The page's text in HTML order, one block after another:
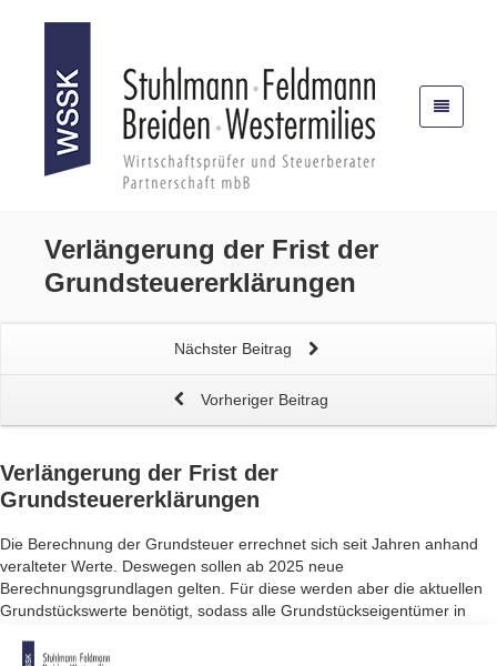
Verlängerung der Frist der
Grundsteuererklärungen
Nächster Beitrag
Vorheriger Beitrag
Verlängerung der Frist der
Grundsteuererklärungen
Die Berechnung der Grundsteuer errechnet sich seit Jahren anhand
veralteter Werte. Deswegen sollen ab 2025 neue
Berechnungsgrundlagen gelten. Für diese werden aber die aktuellen
Grundstückswerte benötigt, sodass alle Grundstückseigentümer in
ursprünglich angesetzte Frist dazu lief vom 1.7. bis zum 31.10.2022.